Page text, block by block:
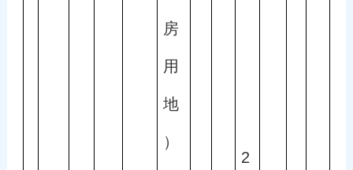
房
用
地
）
2